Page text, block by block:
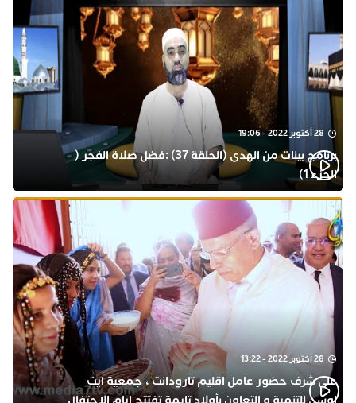
28 أكتوبر 2022 - 19:06
برنامج بينات من الهدى (الحلقة 37) :فضل صلاة الفجر (
الجزء 1)
28 أكتوبر 2022 - 13:22
على شرف حضور عامل اقليم تارودانت ، جمعية ايت